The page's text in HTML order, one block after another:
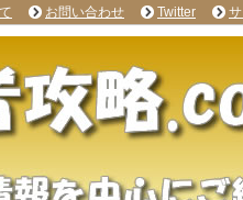
お問い合わせ Twitter